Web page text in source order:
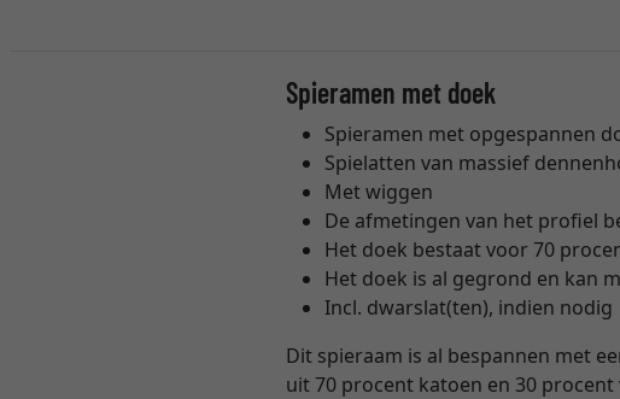
Spieramen met doek
Spieramen met opgespannen
Spielatten van massief
Met wiggen
De afmetingen van het profiel
Het doek bestaat voor 70
Het doek is al gegrond en kan
Incl. dwarslat(ten), indien nodig
Dit spieraam is al bespannen met
uit 70 procent katoen en 30